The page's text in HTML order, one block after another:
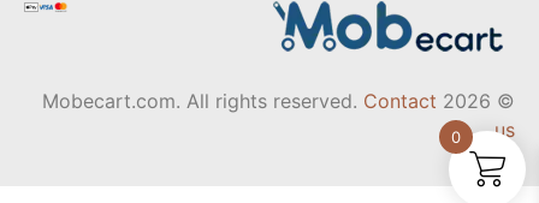
© 2026 Mobecart.com. All rights reserved.
Contact
us
0